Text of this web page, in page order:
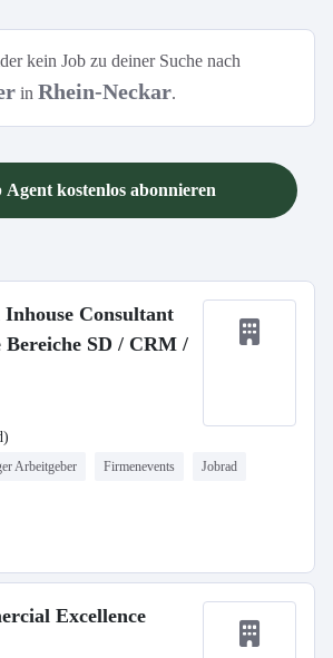
kein Job zu deiner Suche nach
in Rhein-Neckar.
Agent kostenlos abonnieren
Consultant
SD / CRM /
Arbeitgeber Firmenevents Jobrad
Excellence